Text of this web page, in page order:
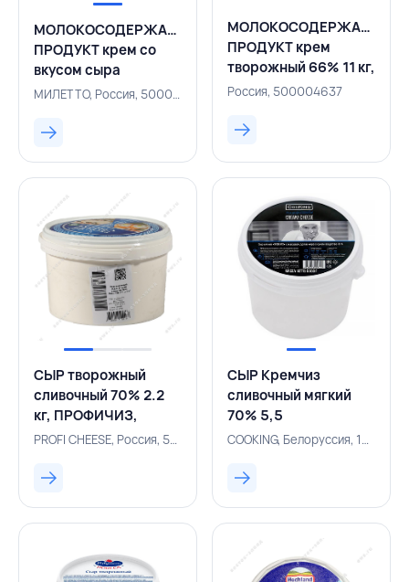
МОЛОКОСОДЕРЖАЩИЙ
ПРОДУКТ крем со
вкусом сыра
сливочного 3,3
МИЛЕТТО, Россия, 500003601
МОЛОКОСОДЕРЖАЩИЙ
ПРОДУКТ крем
творожный 66% 11 кг,
CEMELLE, РОССИЯ
Россия, 500004637
СЫР творожный
сливочный 70% 2.2
кг, ПРОФИЧИЗ,
РОССИЯ
PROFI CHEESE, Россия, 500000961
СЫР Кремчиз
сливочный мягкий
70% 5,5
COOKING, Белоруссия, 131001043